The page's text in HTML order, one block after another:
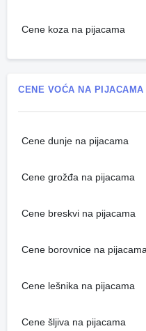
Cene koza na pijacama
CENE VOĆA NA PIJACAMA
Cene dunje na pijacama
Cene grožđa na pijacama
Cene breskvi na pijacama
Cene borovnice na pijacama
Cene lešnika na pijacama
Cene šljiva na pijacama